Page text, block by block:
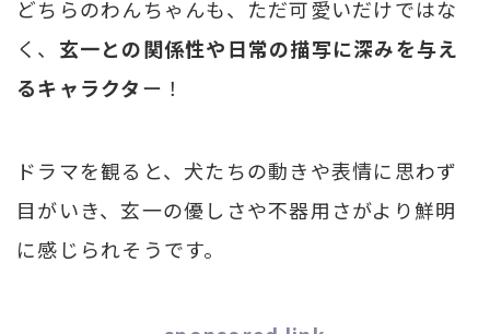
どちらのわんちゃんも、ただ可愛いだけではな
く、 玄一との関係性や日常の描写に深みを与え
るキャラクター！
ドラマを観ると、犬たちの動きや表情に思わず
目がいき、玄一の優しさや不器用さがより鮮明
に感じられそうです。